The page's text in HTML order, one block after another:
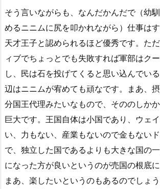
そう言いながらも、なんだかんだで（幼
めるニニムに尻を叩かれながら）仕事は
天才王子と認められるほど優秀です。た
ィブでちょっとでも失敗すれば軍部はク
し、民は石を投げてくると思い込んでい
辺はニニムが宥めても頑なです。まあ、
分国王代理みたいなもので、そののしか
巨大です。王国自体は小国であり、ウェ
い、力もない、産業もないので金もない
で、独立した国であるよりも大きな国の
になった方が良いというのが売国の根底に
まあ、楽したいというのもあるのでしょ